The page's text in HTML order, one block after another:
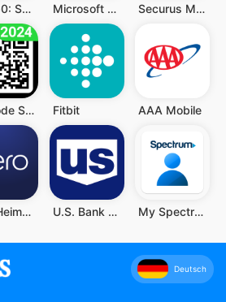
Life360: Standort teilen Microsoft Teams Securus Mobile
QR Code Scanner (Deutsch) Fitbit AAA Mobile
eero-Heim-WLAN-System U.S. Bank Mobile Banking My Spectrum
Deutsch